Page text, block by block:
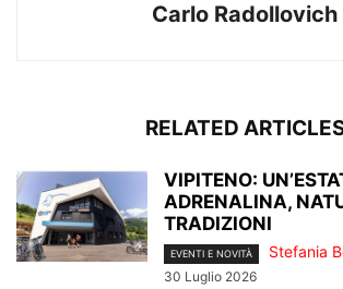
Carlo Radollovich
RELATED
VIPITENO:
ADRENALINA,
TRADIZIONI
EVENTI E NOVITÀ Stefania
30 Luglio 2026